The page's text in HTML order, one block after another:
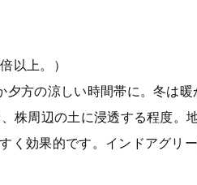
以上。）
方の涼しい時間帯に。冬は暖
株周辺の土に浸透する程度。
く効果的です。インドアグリ